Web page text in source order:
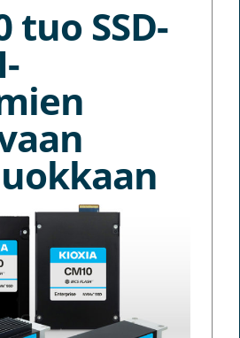
tuo SSD-